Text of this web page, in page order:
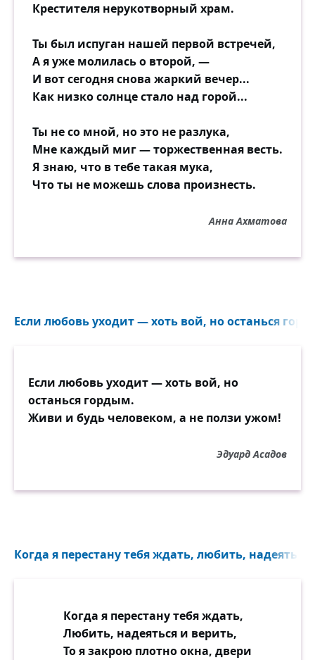
Крестителя нерукотворный храм.
Ты был испуган нашей первой встречей,
А я уже молилась о второй, —
И вот сегодня снова жаркий вечер...
Как низко солнце стало над горой...
Ты не со мной, но это не разлука,
Мне каждый миг — торжественная весть.
Я знаю, что в тебе такая мука,
Что ты не можешь слова произнесть.
Анна Ахматова
Если любовь уходит — хоть вой, но останься
Если любовь уходит — хоть вой, но
останься гордым.
Живи и будь человеком, а не ползи ужом!
Эдуард Асадов
Когда я перестану тебя ждать, любить, надеяться
Когда я перестану тебя ждать,
Любить, надеяться и верить,
То я закрою плотно окна, двери